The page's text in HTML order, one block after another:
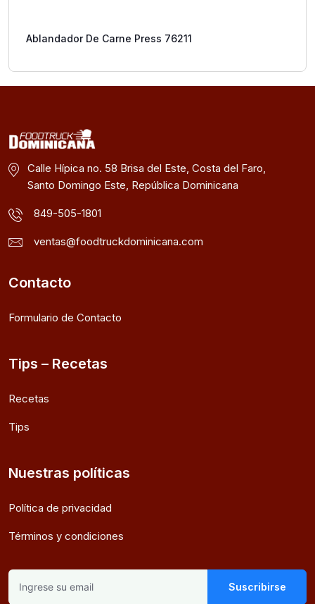
Ablandador De Carne Press 76211
Calle Hípica no. 58 Brisa del Este, Costa del Faro,
Santo Domingo Este, República Dominicana
849-505-1801
ventas@foodtruckdominicana.com
Contacto
Formulario de Contacto
Tips – Recetas
Recetas
Tips
Nuestras políticas
Política de privacidad
Términos y condiciones
Suscribirse